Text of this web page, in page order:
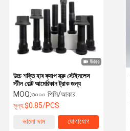
উচ্চ শক্তি হাব ক্যাপ স্ক্রু স্টেইনলেস
স্টীল বোল্ট আমেরিকান ট্রাক জন্য
MOQ:৩০০০ পিসি/আকার
মূল্য:$0.85/PCS
ভালো দাম
যোগাযোগ